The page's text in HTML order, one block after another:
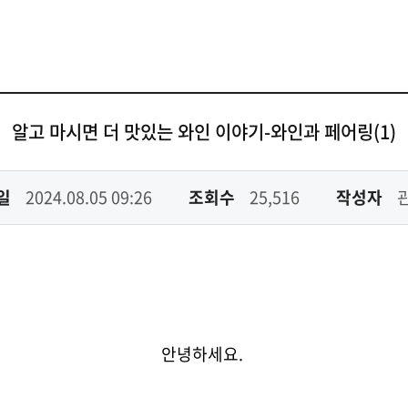
알고 마시면 더 맛있는 와인 이야기-와인과 페어링(1)
2024.08.05 09:26 조회수 25,516 작성자
안녕하세요.